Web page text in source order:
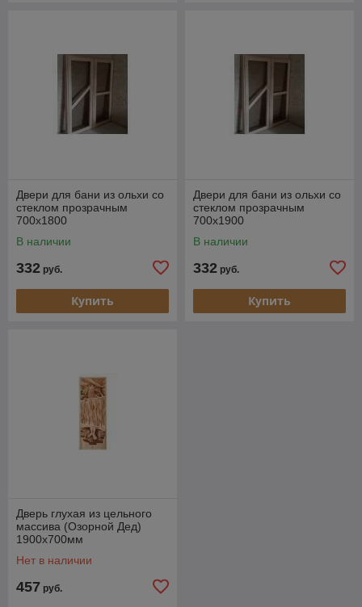
Двери для бани из ольхи со
стеклом прозрачным
700х1800
В наличии
332 руб.
Купить
Двери для бани из ольхи со
стеклом прозрачным
700х1900
В наличии
332 руб.
Купить
Дверь глухая из цельного
массива (Озорной Дед)
1900х700мм
Нет в наличии
457 руб.